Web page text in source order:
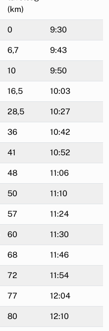
(km)
0 9:30
6,7 9:43
10 9:50
16,5 10:03
28,5 10:27
36 10:42
41 10:52
48 11:06
50 11:10
57 11:24
60 11:30
68 11:46
72 11:54
77 12:04
80 12:10